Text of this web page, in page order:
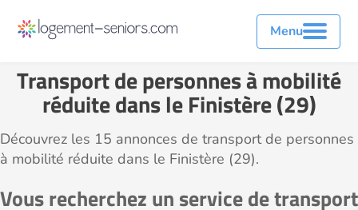
Menu
Transport de personnes à mobilité
réduite dans le Finistère (29)
Découvrez les 15 annonces de transport de personnes
à mobilité réduite dans le Finistère (29).
Vous recherchez un service de transport